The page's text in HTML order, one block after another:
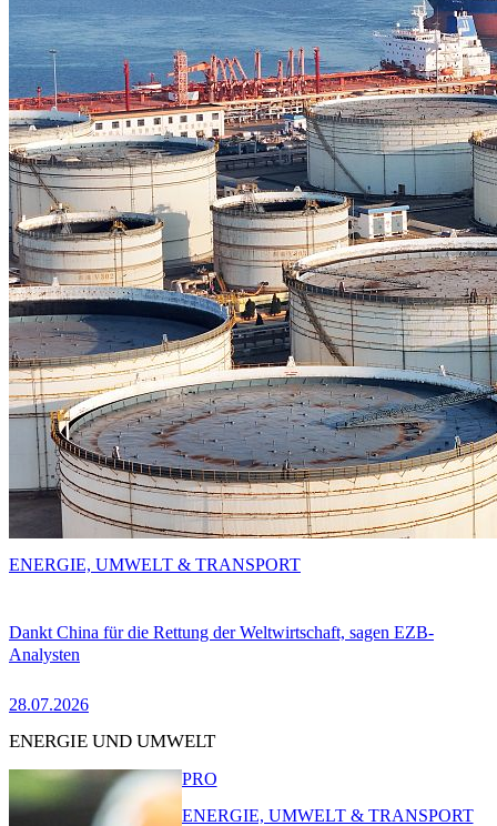
Dankt China für die Rettung der Weltwirtschaft, sagen EZB-
Analysten
28.07.2026
ENERGIE, UMWELT & TRANSPORT
ENERGIE UND UMWELT
PRO
ENERGIE, UMWELT & TRANSPORT